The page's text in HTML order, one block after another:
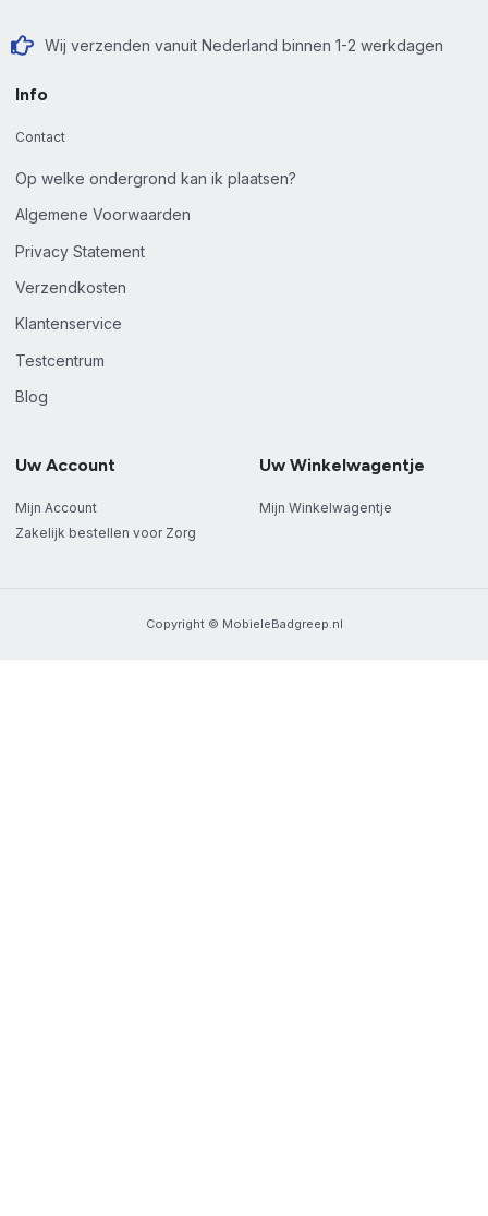
Wij verzenden vanuit Nederland binnen 1-2 werkdagen
Info
Contact
Op welke ondergrond kan ik plaatsen?
Algemene Voorwaarden
Privacy Statement
Verzendkosten
Klantenservice
Testcentrum
Blog
Uw Account
Mijn Account
Zakelijk bestellen voor Zorg
Uw Winkelwagentje
Mijn Winkelwagentje
Copyright © MobieleBadgreep.nl